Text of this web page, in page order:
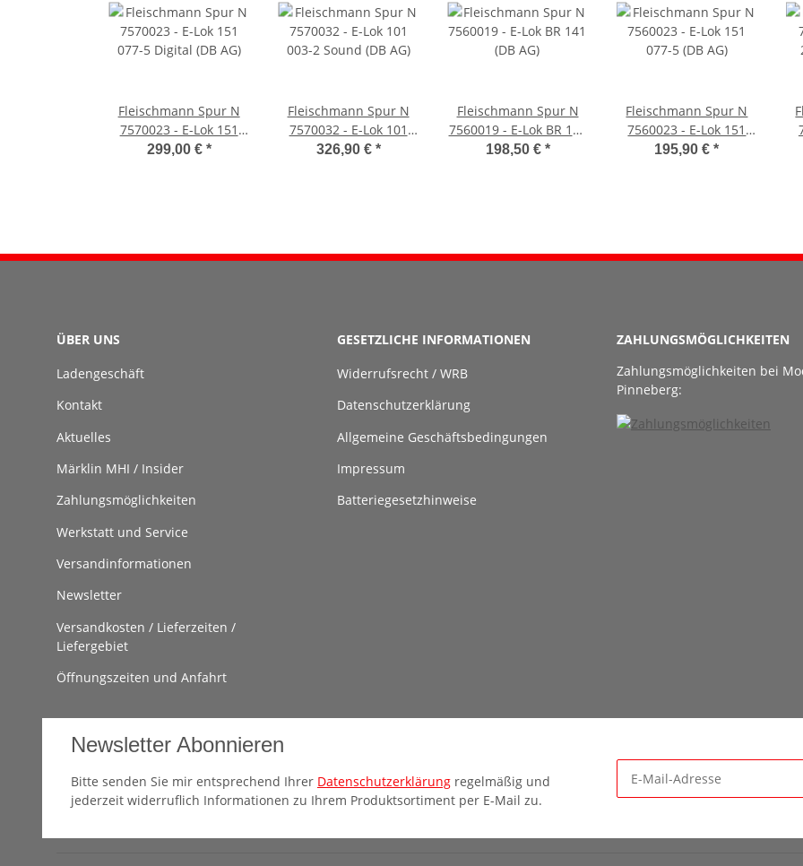
Fleischmann Spur N
7570023 - E-Lok 151
077-5 Digital (DB AG)
299,00 € *
Fleischmann Spur N
7570032 - E-Lok 101
003-2 Sound (DB AG)
326,90 € *
Fleischmann Spur N
7560019 - E-Lok BR 141
(DB AG)
198,50 € *
Fleischmann Spur N
7560023 - E-Lok 151
077-5 (DB AG)
195,90 €*
ÜBER UNS
Ladengeschäft
Kontakt
Aktuelles
Märklin MHI / Insider
Zahlungsmöglichkeiten
Werkstatt und Service
Versandinformationen
Newsletter
Versandkosten / Lieferzeiten /
Liefergebiet
Öffnungszeiten und Anfahrt
GESETZLICHE INFORMATIONEN
Widerrufsrecht / WRB
Datenschutzerklärung
Allgemeine Geschäftsbedingungen
Impressum
Batteriegesetzhinweise
ZAHLUNGSMÖGLICHKEITEN
Zahlungsmöglichkeiten bei
Pinneberg:
Newsletter Abonnieren
Bitte senden Sie mir entsprechend Ihrer Datenschutzerklärung regelmäßig und
jederzeit widerruflich Informationen zu Ihrem Produktsortiment per E-Mail zu.